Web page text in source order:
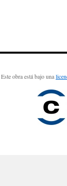
Este obra está bajo una